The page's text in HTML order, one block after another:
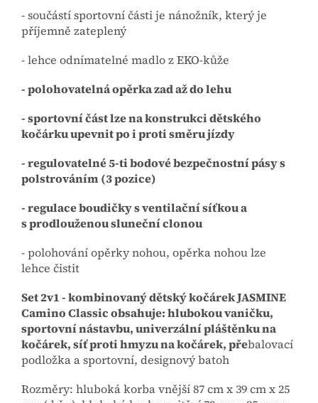
- součástí sportovní části je nánožník, který je
příjemně zateplený
- lehce odnímatelné madlo z EKO-kůže
- polohovatelná opěrka zad až do lehu
- sportovní část lze na konstrukci dětského
kočárku upevnit po i proti směru jízdy
- regulovatelné 5-ti bodové bezpečnostní pásy s
polstrováním (3 pozice)
- regulace boudičky s ventilační síťkou a
s prodlouženou sluneční clonou
- polohování opěrky nohou, opěrka nohou lze
lehce čistit
Set 2v1 - kombinovaný dětský kočárek JASMINE
Camino Classic obsahuje: hlubokou vaničku,
sportovní nástavbu, univerzální pláštěnku na
kočárek, síť proti hmyzu na kočárek, přebalovací
podložka a sportovní, designový batoh
Rozměry: hluboká korba vnější 87 cm x 39 cm x 25